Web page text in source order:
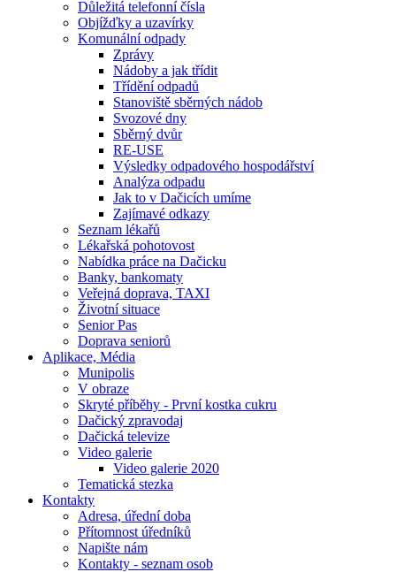
Důležitá telefonní čísla
Objížďky a uzavírky
Komunální odpady
Zprávy
Nádoby a jak třídit
Třídění odpadů
Stanoviště sběrných nádob
Svozové dny
Sběrný dvůr
RE-USE
Výsledky odpadového hospodářství
Analýza odpadu
Jak to v Dačicích umíme
Zajímavé odkazy
Seznam lékařů
Lékařská pohotovost
Nabídka práce na Dačicku
Banky, bankomaty
Veřejná doprava, TAXI
Životní situace
Senior Pas
Doprava seniorů
Aplikace, Média
Munipolis
V obraze
Skryté příběhy - První kostka cukru
Dačický zpravodaj
Dačická televize
Video galerie
Video galerie 2020
Tematická stezka
Kontakty
Adresa, úřední doba
Přítomnost úředníků
Napište nám
Kontakty - seznam osob